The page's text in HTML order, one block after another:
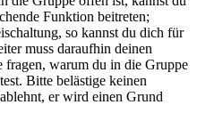
Funktion beitreten;
so kannst du dich für
muss daraufhin deinen
fragen, warum du in die Gruppe
Bitte belästige keinen
er wird einen Grund